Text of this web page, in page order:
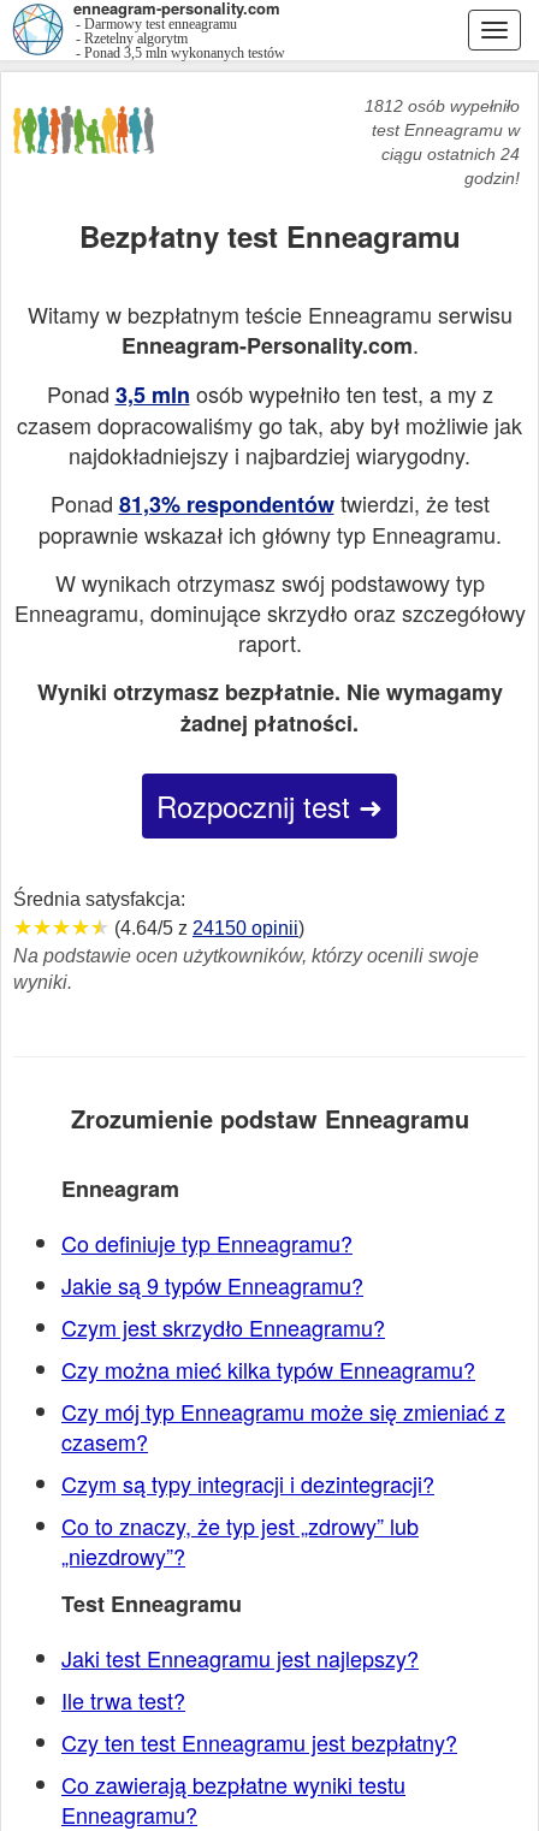
enneagram-personality.com
- Darmowy test enneagramu
- Rzetelny algorytm
- Ponad 3,5 mln wykonanych testów
1812 osób wypełniło
test Enneagramu w
ciągu ostatnich 24
godzin!
Bezpłatny test Enneagramu
Witamy w bezpłatnym teście Enneagramu serwisu
Enneagram-Personality.com.
Ponad 3,5 mln osób wypełniło ten test, a my z
czasem dopracowaliśmy go tak, aby był możliwie jak
najdokładniejszy i najbardziej wiarygodny.
Ponad 81,3% respondentówtwierdzi, że test
poprawnie wskazał ich główny typ Enneagramu.
W wynikach otrzymasz swój podstawowy typ
Enneagramu, dominujące skrzydło oraz szczegółowy
raport.
Wyniki otrzymasz bezpłatnie. Nie wymagamy
żadnej płatności.
Rozpocznij test ➜
Średnia satysfakcja:
★★★★★
★★★★★
★★★★★ (4.64/5 z 24150 opinii)
Na podstawie ocen użytkowników, którzy ocenili swoje
wyniki.
Zrozumienie podstaw Enneagramu
Enneagram
Co definiuje typ Enneagramu?
Jakie są 9 typów Enneagramu?
Czym jest skrzydło Enneagramu?
Czy można mieć kilka typów Enneagramu?
Czy mój typ Enneagramu może się zmieniać z
czasem?
Czym są typy integracji i dezintegracji?
Co to znaczy, że typ jest „zdrowy” lub
„niezdrowy”?
Test Enneagramu
Jaki test Enneagramu jest najlepszy?
Ile trwa test?
Czy ten test Enneagramu jest bezpłatny?
Co zawierają bezpłatne wyniki testu
Enneagramu?